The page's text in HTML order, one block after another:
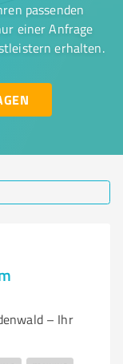
passenden
einer Anfrage
erhalten.
– Ihr